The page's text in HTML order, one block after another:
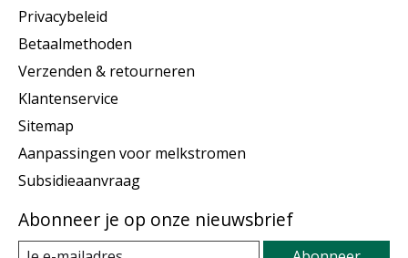
Privacybeleid
Betaalmethoden
Verzenden & retourneren
Klantenservice
Sitemap
Aanpassingen voor melkstromen
Subsidieaanvraag
Abonneer je op onze nieuwsbrief